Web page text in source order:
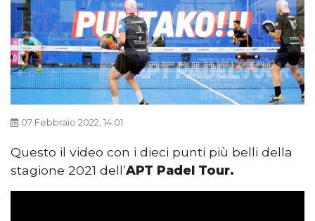
07 Febbraio 2022, 14:01
Questo il video con i dieci punti più belli della
stagione 2021 dell’APT Padel Tour.